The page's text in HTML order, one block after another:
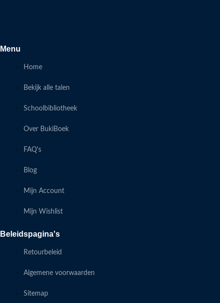
Menu
Home
Bekijk alle talen
Schoolbibliotheek
Over BukiBoek
FAQ's
Blog
Mijn Account
Mijn Wishlist
Beleidspagina's
Retourbeleid
Algemene voorwaarden
Sitemap